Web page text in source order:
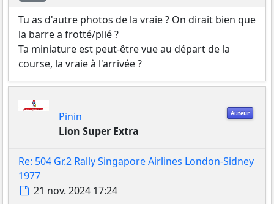
Tu as d'autre photos de la vraie ? On dirait bien que
la barre a frotté/plié ?
Ta miniature est peut-être vue au départ de la
course, la vraie à l'arrivée ?
Auteur
Pinin
Lion Super Extra
Re: 504 Gr.2 Rally Singapore Airlines London-Sidney
1977
Message
21 nov. 2024 17:24